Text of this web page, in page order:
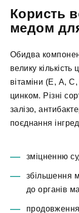
Користь
медом
Обидва
велику кількість
вітаміни (Е, А,
цинком. Різні
залізо,
поєднання
зміцненню
збільшення
до органів
продовження